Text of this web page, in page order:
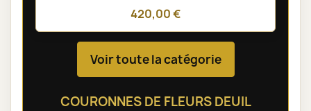
420,00 €
Voir toute la catégorie
COURONNES DE FLEURS DEUIL